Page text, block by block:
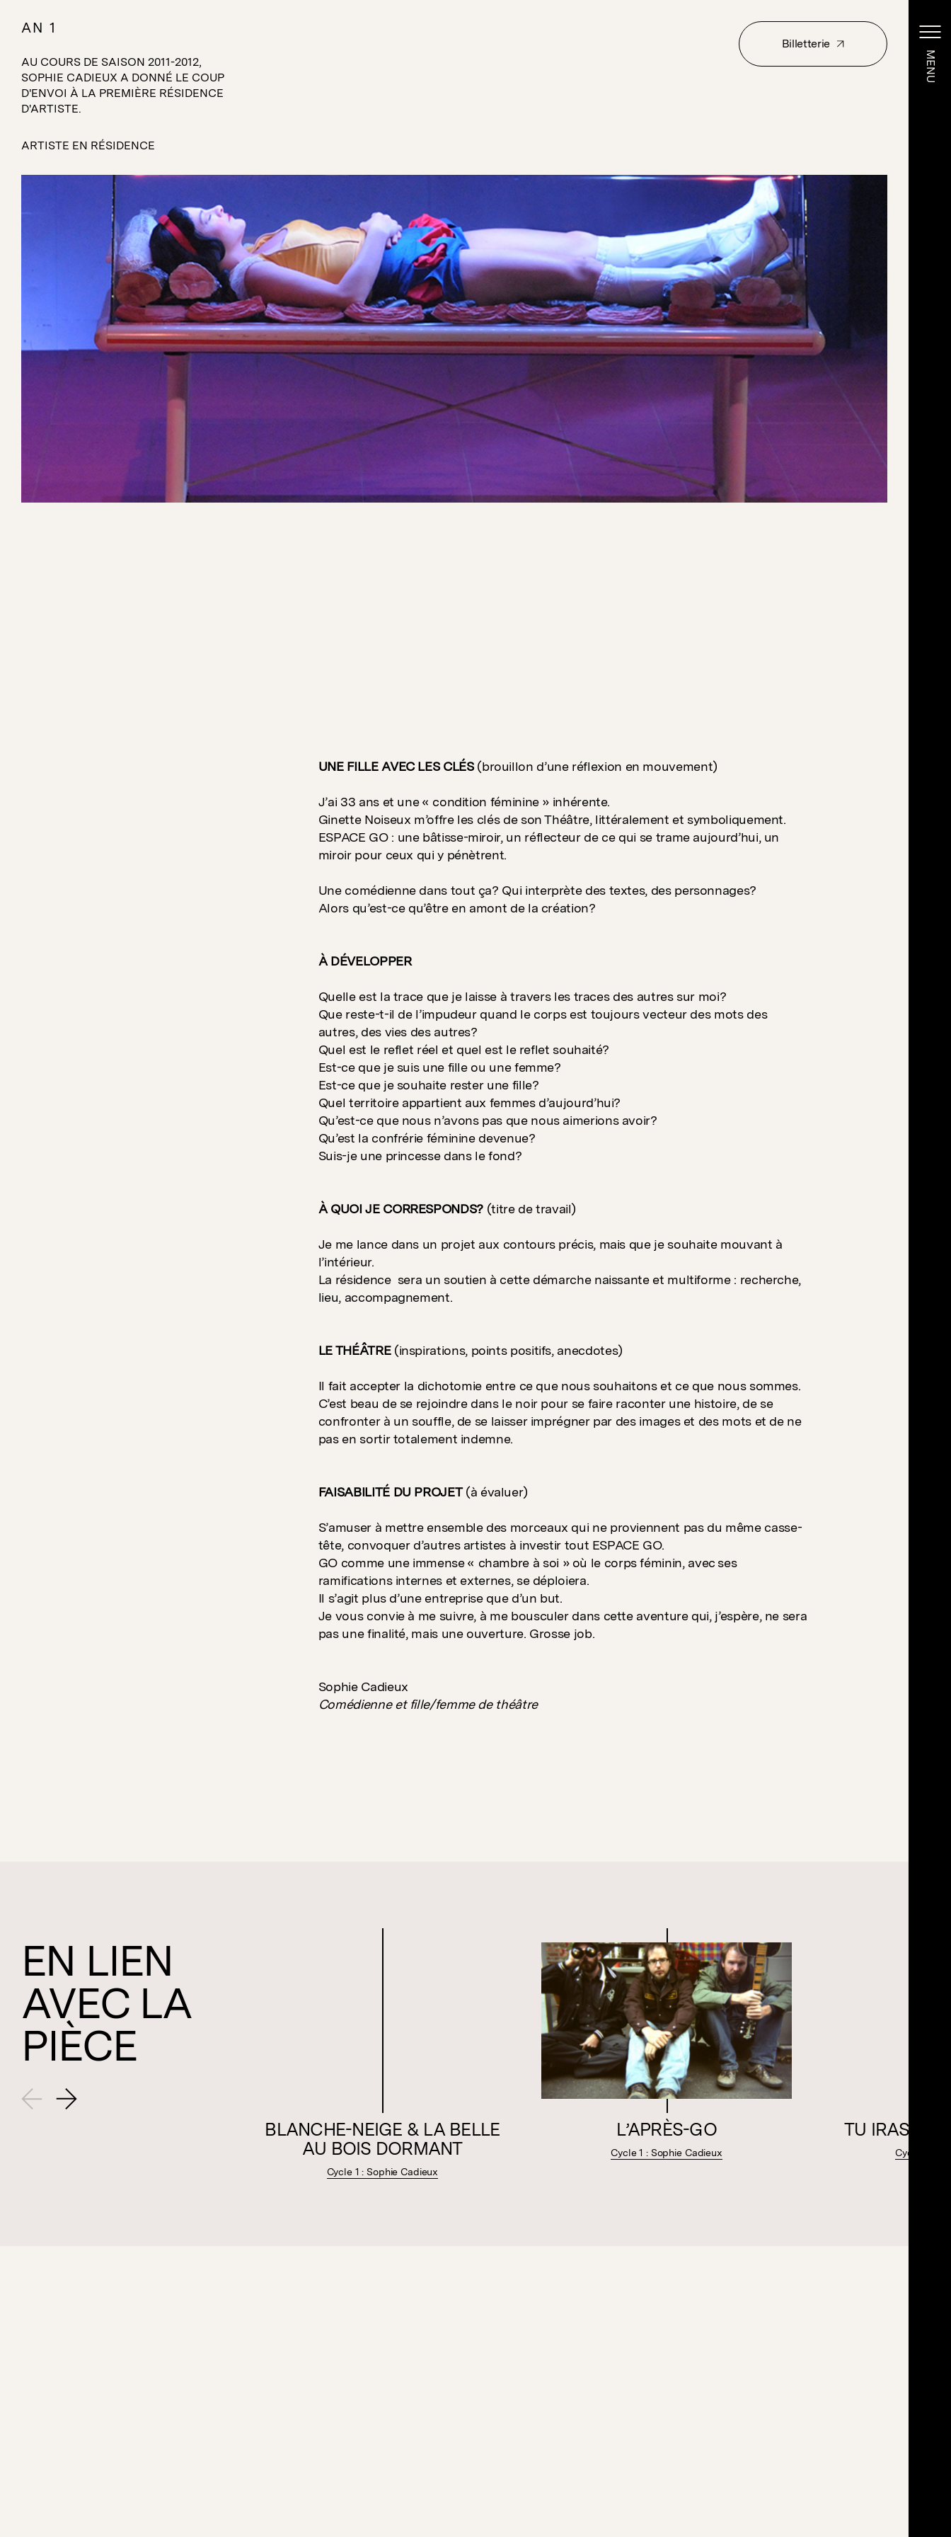
Billetterie
MENU
An 1
AN 1
AU COURS DE SAISON 2011-2012,
SOPHIE CADIEUX A DONNÉ LE COUP
D'ENVOI À LA PREMIÈRE RÉSIDENCE
D'ARTISTE.
ARTISTE EN RÉSIDENCE
UNE FILLE AVEC LES CLÉS(brouillon d’une réflexion en mouvement)
J’ai 33 ans et une « condition féminine » inhérente.
Ginette Noiseux m’offre les clés de son Théâtre, littéralement et symboliquement.
ESPACE GO : une bâtisse-miroir, un réflecteur de ce qui se trame aujourd’hui, un
miroir pour ceux qui y pénètrent.
Une comédienne dans tout ça? Qui interprète des textes, des personnages?
Alors qu’est-ce qu’être en amont de la création?
À DÉVELOPPER
Quelle est la trace que je laisse à travers les traces des autres sur moi?
Que reste-t-il de l’impudeur quand le corps est toujours vecteur des mots des
autres, des vies des autres?
Quel est le reflet réel et quel est le reflet souhaité?
Est-ce que je suis une fille ou une femme?
Est-ce que je souhaite rester une fille?
Quel territoire appartient aux femmes d’aujourd’hui?
Qu’est-ce que nous n’avons pas que nous aimerions avoir?
Qu’est la confrérie féminine devenue?
Suis-je une princesse dans le fond?
À QUOI JE CORRESPONDS?(titre de travail)
Je me lance dans un projet aux contours précis, mais que je souhaite mouvant à
l’intérieur.
La résidence sera un soutien à cette démarche naissante et multiforme : recherche,
lieu, accompagnement.
LE THÉÂTRE(inspirations, points positifs, anecdotes)
Il fait accepter la dichotomie entre ce que nous souhaitons et ce que nous sommes.
C’est beau de se rejoindre dans le noir pour se faire raconter une histoire, de se
confronter à un souffle, de se laisser imprégner par des images et des mots et de ne
pas en sortir totalement indemne.
FAISABILITÉ DU PROJET(à évaluer)
S’amuser à mettre ensemble des morceaux qui ne proviennent pas du même casse-
tête, convoquer d’autres artistes à investir tout ESPACE GO.
GO comme une immense « chambre à soi » où le corps féminin, avec ses
ramifications internes et externes, se déploiera.
Il s’agit plus d’une entreprise que d’un but.
Je vous convie à me suivre, à me bousculer dans cette aventure qui, j’espère, ne sera
pas une finalité, mais une ouverture. Grosse job­.
Sophie Cadieux
Comédienne et fille/femme de théâtre
EN LIEN
AVEC LA
PIÈCE
BLANCHE-NEIGE & LA BELLE
AU BOIS DORMANT
Cycle 1 : Sophie Cadieux
L’APRÈS-GO
Cycle 1 : Sophie Cadieux
TU IRAS LA
Cycle 1 :